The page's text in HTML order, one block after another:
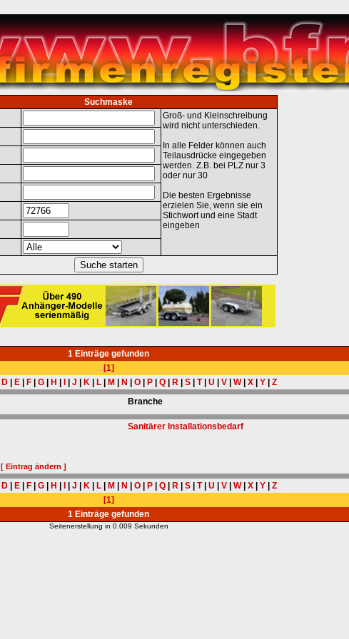
Suchmaske
Groß- und Kleinschreibung
wird nicht unterschieden.
In alle Felder können auch
Teilausdrücke eingegeben
werden. Z.B. bei PLZ nur 3
oder nur 30
Die besten Ergebnisse
erzielen Sie, wenn sie ein
Stichwort und eine Stadt
eingeben
1 Einträge gefunden
[1]
D| E| F| G| H J K| L| M N O| P| Q| R| S| T| U V| W| X| Y| Z
Branche
[ Eintrag ändern ]
Sanitärer Installationsbedarf
D| E| F| G| H J K| L| M N O| P| Q| R| S| T| U V| W| X| Y| Z
[1]
1 Einträge gefunden
Seitenerstellung in 0.009 Sekunden